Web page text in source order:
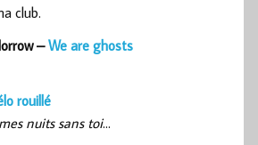
club.
–We are ghosts
rouillé
nuits sans toi…